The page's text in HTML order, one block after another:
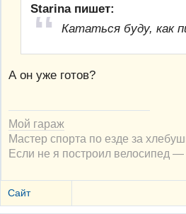
Starina пишет:
Кататься буду, как
А он уже готов?
Мой гараж
Мастер спорта по езде за
Если не я построил велосипед
Сайт